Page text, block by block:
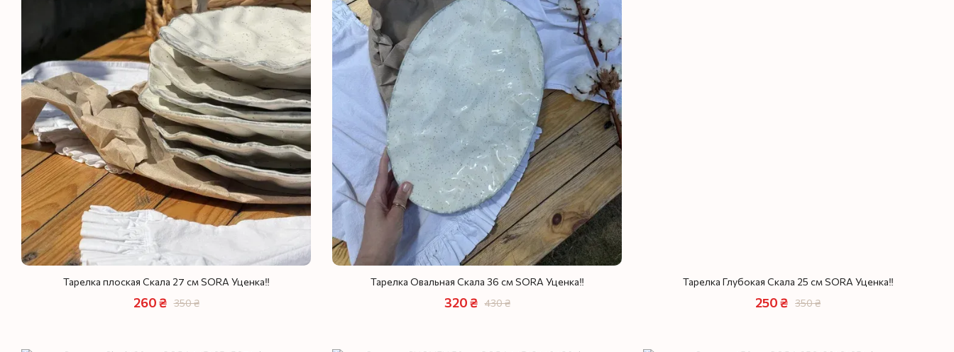
Тарелка плоская Скала 27 см SORA Уценка‼️
350 ₴
260 ₴
Тарелка Овальная Скала 36 см SORA Уценка‼️
430 ₴
320 ₴
Тарелка Глубокая Скала 25 см SORA Уценка‼️
350 ₴
250 ₴